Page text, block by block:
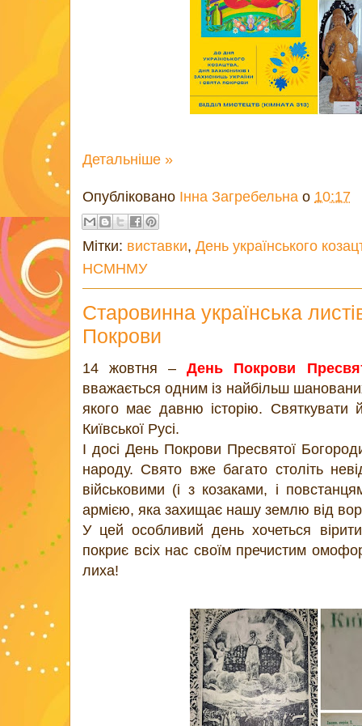
Детальніше »
Опубліковано Інна Загребельна о 10:17
Мітки: виставки, День українського
НСМНМУ
Старовинна українська
Покрови
14 жовтня –День Покрови
вважається одним із найбільш
якого має давню історію. Святкувати
Київської Русі.
І досі День Покрови Пресвятої
народу. Свято вже багато століть
військовими (і з козаками, і
армією, яка захищає нашу землю від
У цей особливий день хочеться
покриє всіх нас своїм пречистим
лиха!